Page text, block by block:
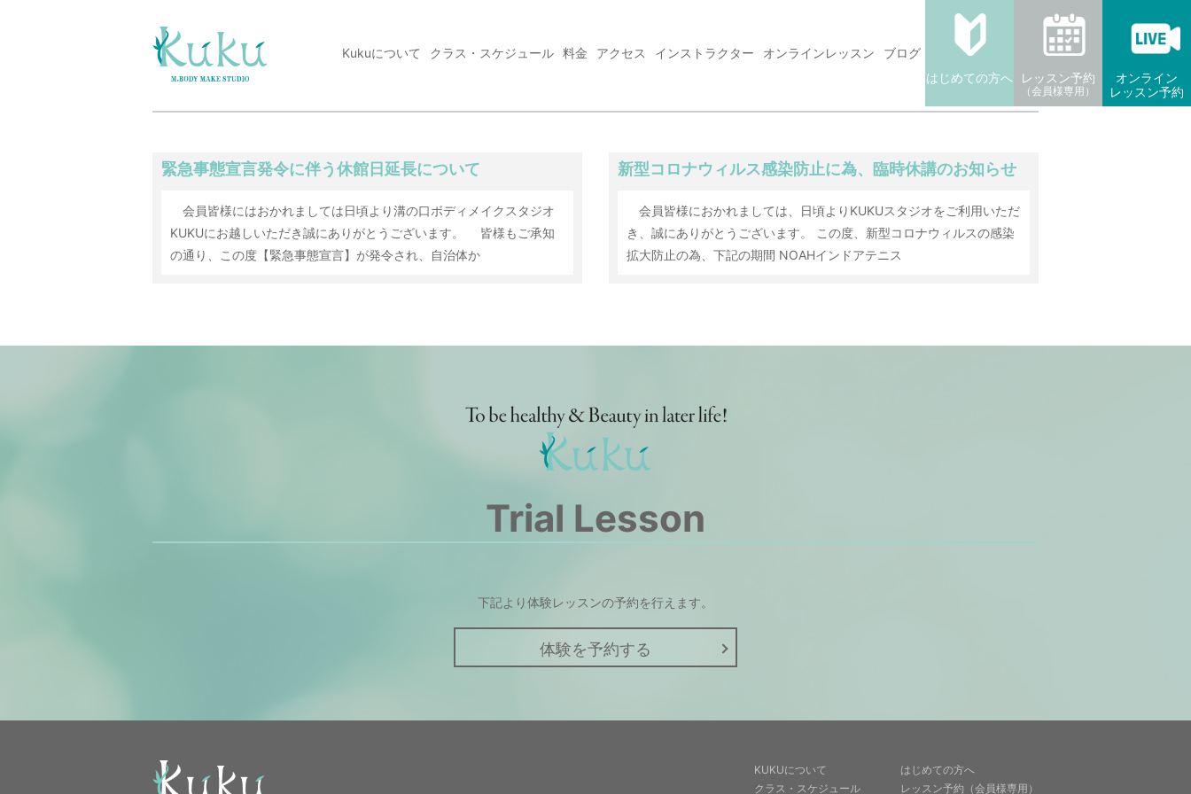
Kukuについて クラス・スケジュール 料金 アクセス インストラクター オンラインレッスン
ブログ
はじめての方へ
レッスン予約
（会員様専用）
オンライン
レッスン予約
緊急事態宣言発令に伴う休館日延長について
会員皆様にはおかれましては日頃より溝の口ボディメイクスタジオ
KUKUにお越しいただき誠にありがとうございます。 皆様もご承知
の通り、この度【緊急事態宣言】が発令され、自治体か
新型コロナウィルス感染防止に為、臨時休講のお知らせ
会員皆様におかれましては、日頃よりKUKUスタジオをご利用いただ
き、誠にありがとうございます。 この度、新型コロナウィルスの感染
拡大防止の為、下記の期間 NOAHインドアテニス
Trial Lesson
下記より体験レッスンの予約を行えます。
体験を予約する
KUKUについて
クラス・スケジュール
はじめての方へ
レッスン予約（会員様専用）